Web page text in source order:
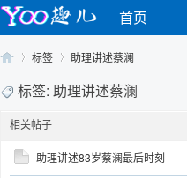
首页
Yo›
标签 助理讲述蔡澜
标签: 助理讲述蔡澜
相关帖子
助理讲述83岁蔡澜最后时刻